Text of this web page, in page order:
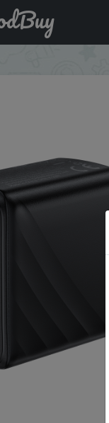
port Charger